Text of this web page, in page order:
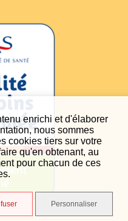
enrichi et d'élaborer
nous sommes
cookies tiers sur votre
qu'en obtenant, au
pour chacun de ces
Personnaliser